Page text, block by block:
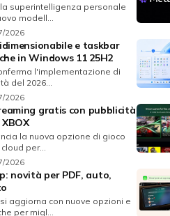
superintelligenza personale
modell...
2026
e taskbar
in Windows 11 25H2
l'implementazione di
del 2026...
2026
gratis con pubblicità
la nuova opzione di gioco
per...
2026
novità per PDF, auto,
aggiorna con nuove opzioni e
per migl...